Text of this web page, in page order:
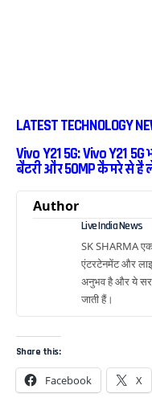
LATEST TECHNOLOGY
Vivo Y21 5G: Vivo Y21
बैटरी और 50MP कैमरे से है
Author
Live India News
SK SHARMA
एंटरटेनमेंट और
अनुभव है और ये सरल
जाती हैं।
Share this:
Facebook X